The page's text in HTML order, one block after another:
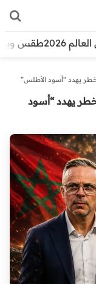
2026 طقس
خطر يهدد “أسود الأطلس”
خطر يهدد “أسود